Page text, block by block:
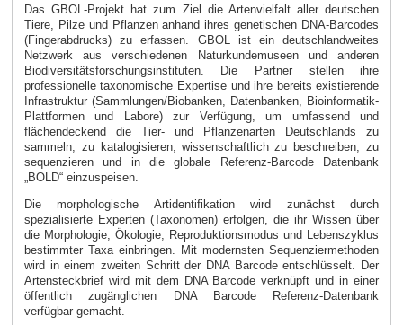
Das GBOL-Projekt hat zum Ziel die Artenvielfalt aller deutschen
Tiere, Pilze und Pflanzen anhand ihres genetischen DNA-Barcodes
(Fingerabdrucks) zu erfassen. GBOL ist ein deutschlandweites
Netzwerk aus verschiedenen Naturkundemuseen und anderen
Biodiversitätsforschungsinstituten. Die Partner stellen ihre
professionelle taxonomische Expertise und ihre bereits existierende
Infrastruktur (Sammlungen/Biobanken, Datenbanken, Bioinformatik-
Plattformen und Labore) zur Verfügung, um umfassend und
flächendeckend die Tier- und Pflanzenarten Deutschlands zu
sammeln, zu katalogisieren, wissenschaftlich zu beschreiben, zu
sequenzieren und in die globale Referenz-Barcode Datenbank
„BOLD“ einzuspeisen.
Die morphologische Artidentifikation wird zunächst durch
spezialisierte Experten (Taxonomen) erfolgen, die ihr Wissen über
die Morphologie, Ökologie, Reproduktionsmodus und Lebenszyklus
bestimmter Taxa einbringen. Mit modernsten Sequenziermethoden
wird in einem zweiten Schritt der DNA Barcode entschlüsselt. Der
Artensteckbrief wird mit dem DNA Barcode verknüpft und in einer
öffentlich zugänglichen DNA Barcode Referenz-Datenbank
verfügbar gemacht.